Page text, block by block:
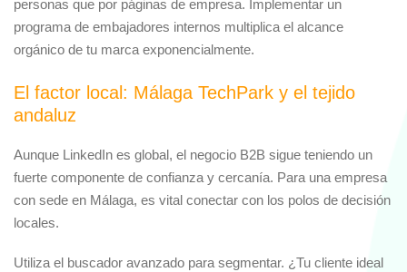
personas que por páginas de empresa. Implementar un
programa de embajadores internos multiplica el alcance
orgánico de tu marca exponencialmente.
El factor local: Málaga TechPark y el tejido
andaluz
Aunque LinkedIn es global, el negocio B2B sigue teniendo un
fuerte componente de confianza y cercanía. Para una empresa
con sede en Málaga, es vital conectar con los polos de decisión
locales.
Utiliza el buscador avanzado para segmentar. ¿Tu cliente ideal